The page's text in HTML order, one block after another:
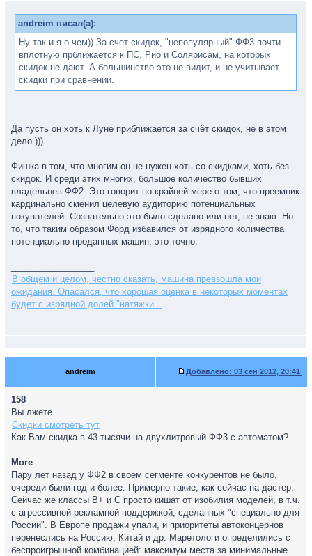
andreim писал(а):
Ну так и я о чем)) За счет скидок, "непопулярный" ФФ3 почти
вплотную прближается к ПС, Рио и Солярисам, на которых
скидок не дают. А большинство это не видит, и не учитывает
скидки при сравнении.
Да пусть он хоть к Луне приближается за счёт скидок, не в этом
дело.)))
Фишка в том, что многим он не нужен хоть со скидками, хоть без
скидок. И среди этих многих, большое количество бывших
владельцев ФФ2. Это говорит по крайней мере о том, что преемник
кардинально сменил целевую аудиторию потенциальных
покупателей. Сознательно это было сделано или нет, не знаю. Но
то, что таким образом Форд избавился от изрядного количества
потенциально проданных машин, это точно.
В общем и целом, честно сказать, машина превзошла мои
ожидания. Опасался, что хорошая оценка в некоторых моментах
будет с изрядной долей "натяжки...
andreim Добавлено: 03 сен 2012, 20:41
158
Вы лжете.
Скидки смотреть тут
Как Вам скидка в 43 тысячи на двухлитровый ФФ3 с автоматом?
More
Пару лет назад у ФФ2 в своем сегменте конкурентов не было,
очереди были год и более. Примерно такие, как сейчас на дастер.
Сейчас же классы В+ и С просто кишат от изобилия моделей, в т.ч.
с агрессивной рекламной поддержкой, сделанных "специально для
России". В Европе продажи упали, и приоритеты автоконцернов
перенеслись на Россию, Китай и др. Маретологи определились с
беспроигрышной комбинацией: максимум места за минимальные